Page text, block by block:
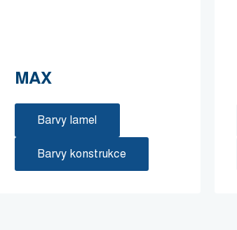
MAX
Barvy lamel
Barvy konstrukce